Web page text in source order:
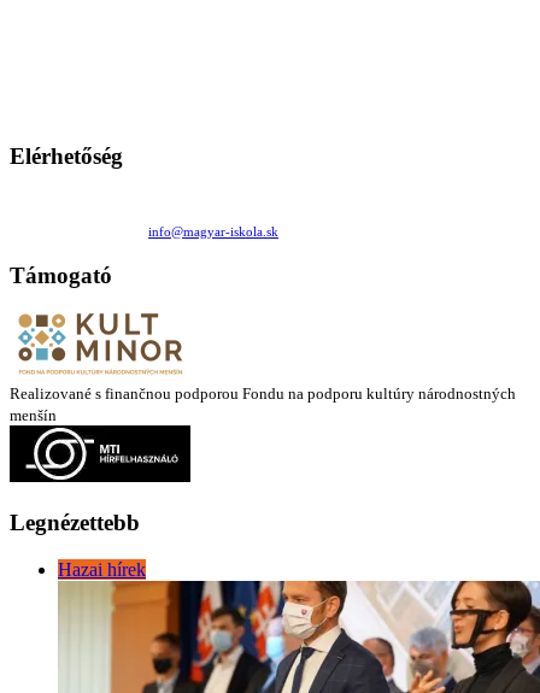
Elérhetőség
info@magyar-iskola.sk
Támogató
Realizované s finančnou podporou Fondu na podporu kultúry národnostných
menšín
Legnézettebb
Hazai hírek